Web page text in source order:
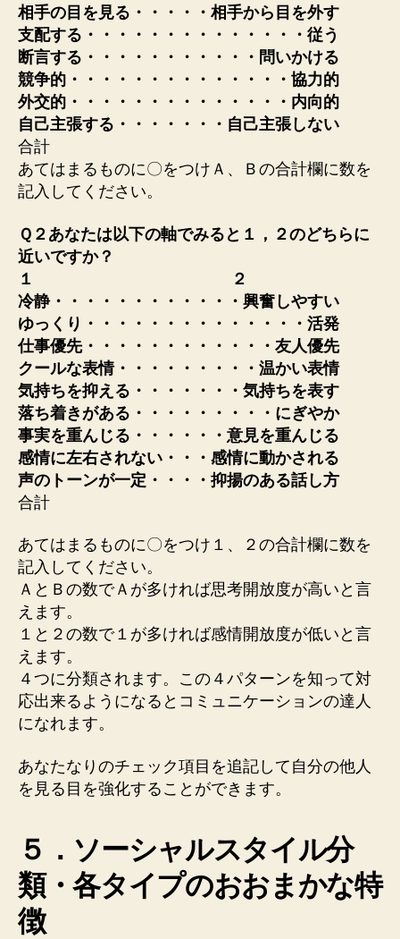
相手の目を見る・・・・・相手から目を外す
支配する・・・・・・・・・・・・・・従う
断言する・・・・・・・・・・・問いかける
競争的・・・・・・・・・・・・・・協力的
外交的・・・・・・・・・・・・・・内向的
自己主張する・・・・・・・自己主張しない
合計
あてはまるものに〇をつけＡ、Ｂの合計欄に数を
記入してください。
Ｑ２あなたは以下の軸でみると１，２のどちらに
近いですか？
１ ２
冷静・・・・・・・・・・・・興奮しやすい
ゆっくり・・・・・・・・・・・・・・活発
仕事優先・・・・・・・・・・・・友人優先
クールな表情・・・・・・・・・温かい表情
気持ちを抑える・・・・・・・気持ちを表す
落ち着きがある・・・・・・・・・にぎやか
事実を重んじる・・・・・・意見を重んじる
感情に左右されない・・・感情に動かされる
声のトーンが一定・・・・抑揚のある話し方
合計
あてはまるものに〇をつけ１、２の合計欄に数を
記入してください。
ＡとＢの数でＡが多ければ思考開放度が高いと言
えます。
１と２の数で１が多ければ感情開放度が低いと言
えます。
４つに分類されます。この４パターンを知って対
応出来るようになるとコミュニケーションの達人
になれます。
あなたなりのチェック項目を追記して自分の他人
を見る目を強化することができます。
５．ソーシャルスタイル分
類・各タイプのおおまかな特
徴